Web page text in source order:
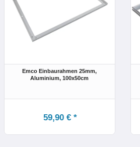
Emco Einbaurahmen 25mm,
Aluminium, 100x50cm
59,90 € *